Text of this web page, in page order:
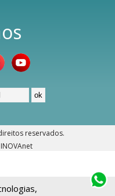
reservados.
INOVAnet